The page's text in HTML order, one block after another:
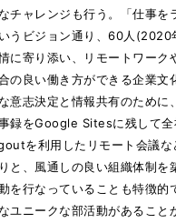
チャレンジも行う。「仕事を
うビジョン通り、60人(2020
に寄り添い、リモートワーク
の良い働き方ができる企業文
意志決定と情報共有のために
録をGoogle Sitesに残して全
を利用したリモート会議な
と、風通しの良い組織体制を
を行なっていることも特徴的
ユニークな部活動があること